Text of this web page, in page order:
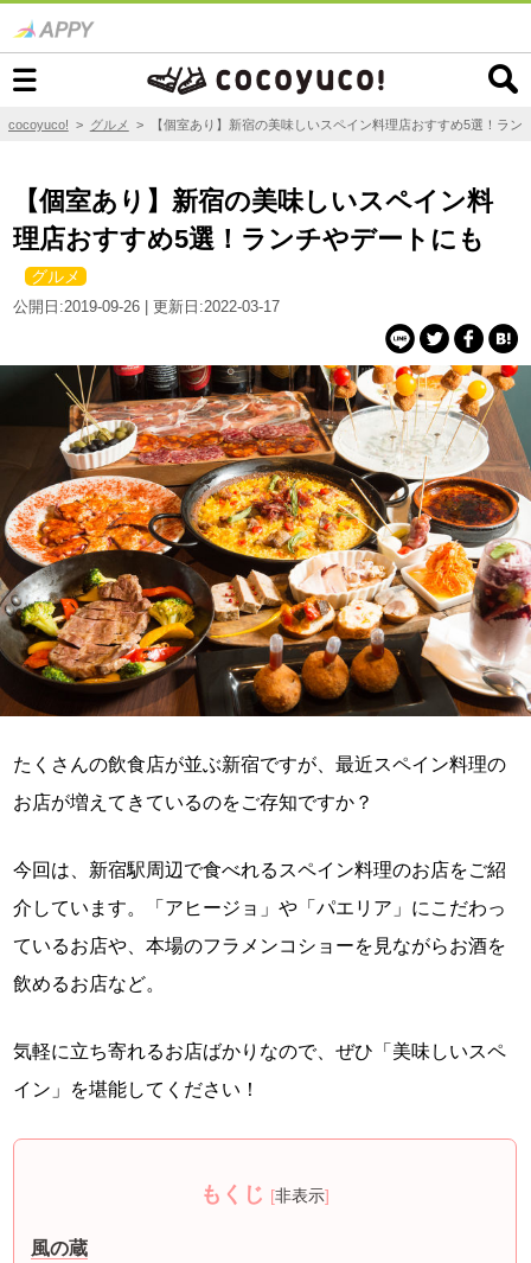
cocoyuco! > グルメ > 【個室あり】新宿の美味しいスペイン料理店おすすめ5選！ラン
【個室あり】新宿の美味しいスペイン料
理店おすすめ5選！ランチやデートにも
グルメ
公開日:2019-09-26 | 更新日:2022-03-17
たくさんの飲食店が並ぶ新宿ですが、最近スペイン料理の
お店が増えてきているのをご存知ですか？
今回は、新宿駅周辺で食べれるスペイン料理のお店をご紹
介しています。「アヒージョ」や「パエリア」にこだわっ
ているお店や、本場のフラメンコショーを見ながらお酒を
飲めるお店など。
気軽に立ち寄れるお店ばかりなので、ぜひ「美味しいスペ
イン」を堪能してください！
もくじ [非表示]
風の蔵